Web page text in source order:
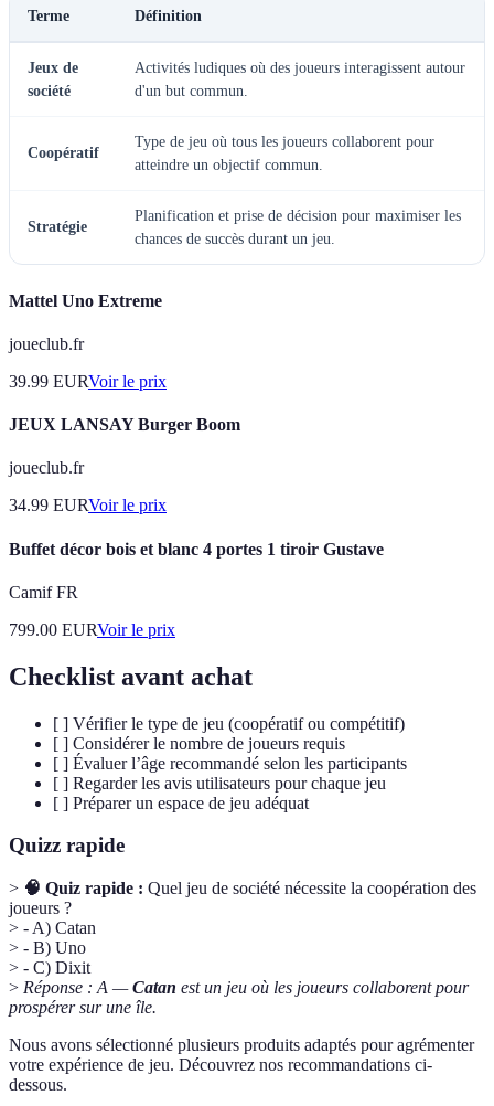
Terme Définition
Jeux de
société
Activités ludiques où des joueurs interagissent autour
d'un but commun.
Coopératif
Type de jeu où tous les joueurs collaborent pour
atteindre un objectif commun.
Stratégie
Planification et prise de décision pour maximiser les
chances de succès durant un jeu.
Mattel Uno Extreme
joueclub.fr
39.99 EURVoir le prix
JEUX LANSAY Burger Boom
joueclub.fr
34.99 EURVoir le prix
Buffet décor bois et blanc 4 portes 1 tiroir Gustave
Camif FR
799.00 EURVoir le prix
Checklist avant achat
[ ] Vérifier le type de jeu (coopératif ou compétitif)
[ ] Considérer le nombre de joueurs requis
[ ] Évaluer l’âge recommandé selon les participants
[ ] Regarder les avis utilisateurs pour chaque jeu
[ ] Préparer un espace de jeu adéquat
Quizz rapide
> 🧠 Quiz rapide : Quel jeu de société nécessite la coopération des
joueurs ?
> - A) Catan
> - B) Uno
> - C) Dixit
> Réponse : A —Catan est un jeu où les joueurs collaborent pour
prospérer sur une île.
Nous avons sélectionné plusieurs produits adaptés pour agrémenter
votre expérience de jeu. Découvrez nos recommandations ci-
dessous.